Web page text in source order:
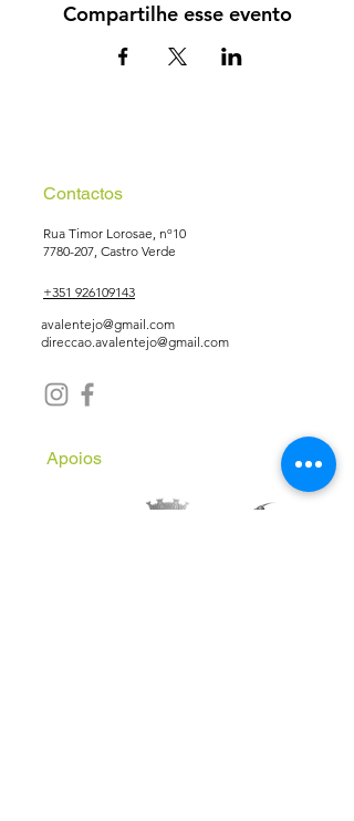
Compartilhe esse evento
Contactos
Rua Timor Lorosae, nº10
7780-207, Castro Verde
+351 926109143
avalentejo@gmail.com
direccao.avalentejo@gmail.com
Apoios